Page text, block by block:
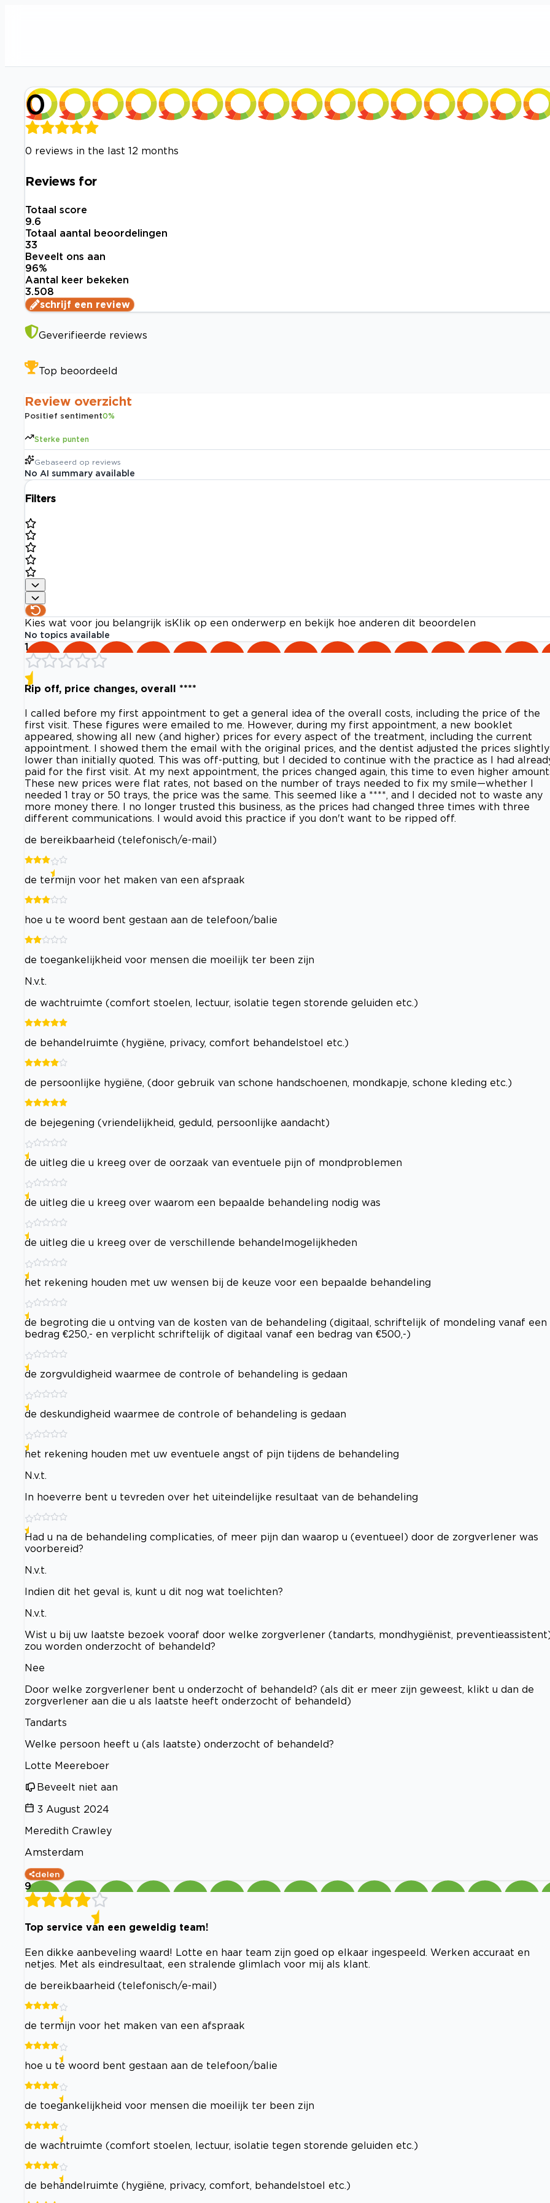
0
0 reviews in the last 12 months
Reviews for
Totaal score
9.6
Totaal aantal beoordelingen
33
Beveelt ons aan
96%
Aantal keer bekeken
3.508
schrijf een review
Geverifieerde reviews
Top beoordeeld
Review overzicht
Positief sentiment0%
Sterke punten
Gebaseerd op reviews
No AI summary available
Filters
Kies wat voor jou belangrijk is Klik op een onderwerp en bekijk hoe anderen dit beoordelen
No topics available
1
Rip off, price changes, overall ****
I called before my first appointment to get a general idea of the overall costs, including the price of the
first visit. These figures were emailed to me. However, during my first appointment, a new booklet
appeared, showing all new (and higher) prices for every aspect of the treatment, including the current
appointment. I showed them the email with the original prices, and the dentist adjusted the prices slightly
lower than initially quoted. This was off-putting, but I decided to continue with the practice as I had
paid for the first visit. At my next appointment, the prices changed again, this time to even higher
These new prices were flat rates, not based on the number of trays needed to fix my smile—whether I
needed 1 tray or 50 trays, the price was the same. This seemed like a ****, and I decided not to waste any
more money there. I no longer trusted this business, as the prices had changed three times with three
different communications. I would avoid this practice if you don't want to be ripped off.
de bereikbaarheid (telefonisch/e-mail)
de termijn voor het maken van een afspraak
hoe u te woord bent gestaan aan de telefoon/balie
de toegankelijkheid voor mensen die moeilijk ter been zijn
N.v.t.
de wachtruimte (comfort stoelen, lectuur, isolatie tegen storende geluiden etc.)
de behandelruimte (hygiëne, privacy, comfort behandelstoel etc.)
de persoonlijke hygiëne, (door gebruik van schone handschoenen, mondkapje, schone kleding etc.)
de bejegening (vriendelijkheid, geduld, persoonlijke aandacht)
de uitleg die u kreeg over de oorzaak van eventuele pijn of mondproblemen
de uitleg die u kreeg over waarom een bepaalde behandeling nodig was
de uitleg die u kreeg over de verschillende behandelmogelijkheden
het rekening houden met uw wensen bij de keuze voor een bepaalde behandeling
de begroting die u ontving van de kosten van de behandeling (digitaal, schriftelijk of mondeling vanaf een
bedrag €250,- en verplicht schriftelijk of digitaal vanaf een bedrag van €500,-)
de zorgvuldigheid waarmee de controle of behandeling is gedaan
de deskundigheid waarmee de controle of behandeling is gedaan
het rekening houden met uw eventuele angst of pijn tijdens de behandeling
N.v.t.
In hoeverre bent u tevreden over het uiteindelijke resultaat van de behandeling
Had u na de behandeling complicaties, of meer pijn dan waarop u (eventueel) door de zorgverlener was
voorbereid?
N.v.t.
Indien dit het geval is, kunt u dit nog wat toelichten?
N.v.t.
Wist u bij uw laatste bezoek vooraf door welke zorgverlener (tandarts, mondhygiënist,
zou worden onderzocht of behandeld?
Nee
Door welke zorgverlener bent u onderzocht of behandeld? (als dit er meer zijn geweest, klikt u dan de
zorgverlener aan die u als laatste heeft onderzocht of behandeld)
Tandarts
Welke persoon heeft u (als laatste) onderzocht of behandeld?
Lotte Meereboer
Beveelt niet aan
3 August 2024
Meredith Crawley
Amsterdam
delen
9
Top service van een geweldig team!
Een dikke aanbeveling waard! Lotte en haar team zijn goed op elkaar ingespeeld. Werken accuraat en
netjes. Met als eindresultaat, een stralende glimlach voor mij als klant.
de bereikbaarheid (telefonisch/e-mail)
de termijn voor het maken van een afspraak
hoe u te woord bent gestaan aan de telefoon/balie
de toegankelijkheid voor mensen die moeilijk ter been zijn
de wachtruimte (comfort stoelen, lectuur, isolatie tegen storende geluiden etc.)
de behandelruimte (hygiëne, privacy, comfort, behandelstoel etc.)